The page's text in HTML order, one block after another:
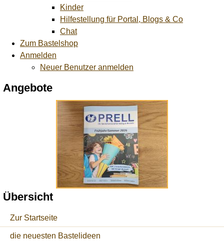
Kinder
Hilfestellung für Portal, Blogs & Co
Chat
Zum Bastelshop
Anmelden
Neuer Benutzer anmelden
Angebote
Übersicht
Zur Startseite
die neuesten Bastelideen